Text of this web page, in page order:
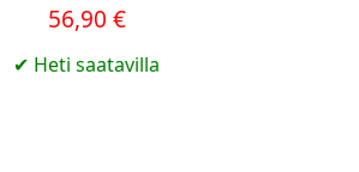
56,90 €
✔ Heti saatavilla